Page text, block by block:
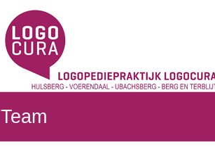
Logocura
Team